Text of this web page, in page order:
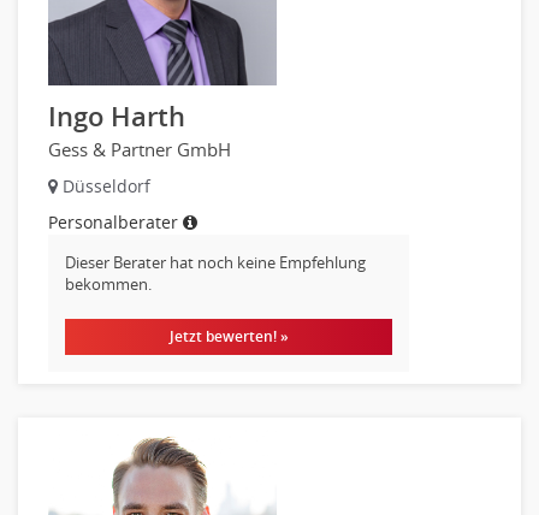
Ingo Harth
Gess & Partner GmbH
Düsseldorf
Personalberater
Dieser Berater hat noch keine Empfehlung
bekommen.
Jetzt bewerten! »